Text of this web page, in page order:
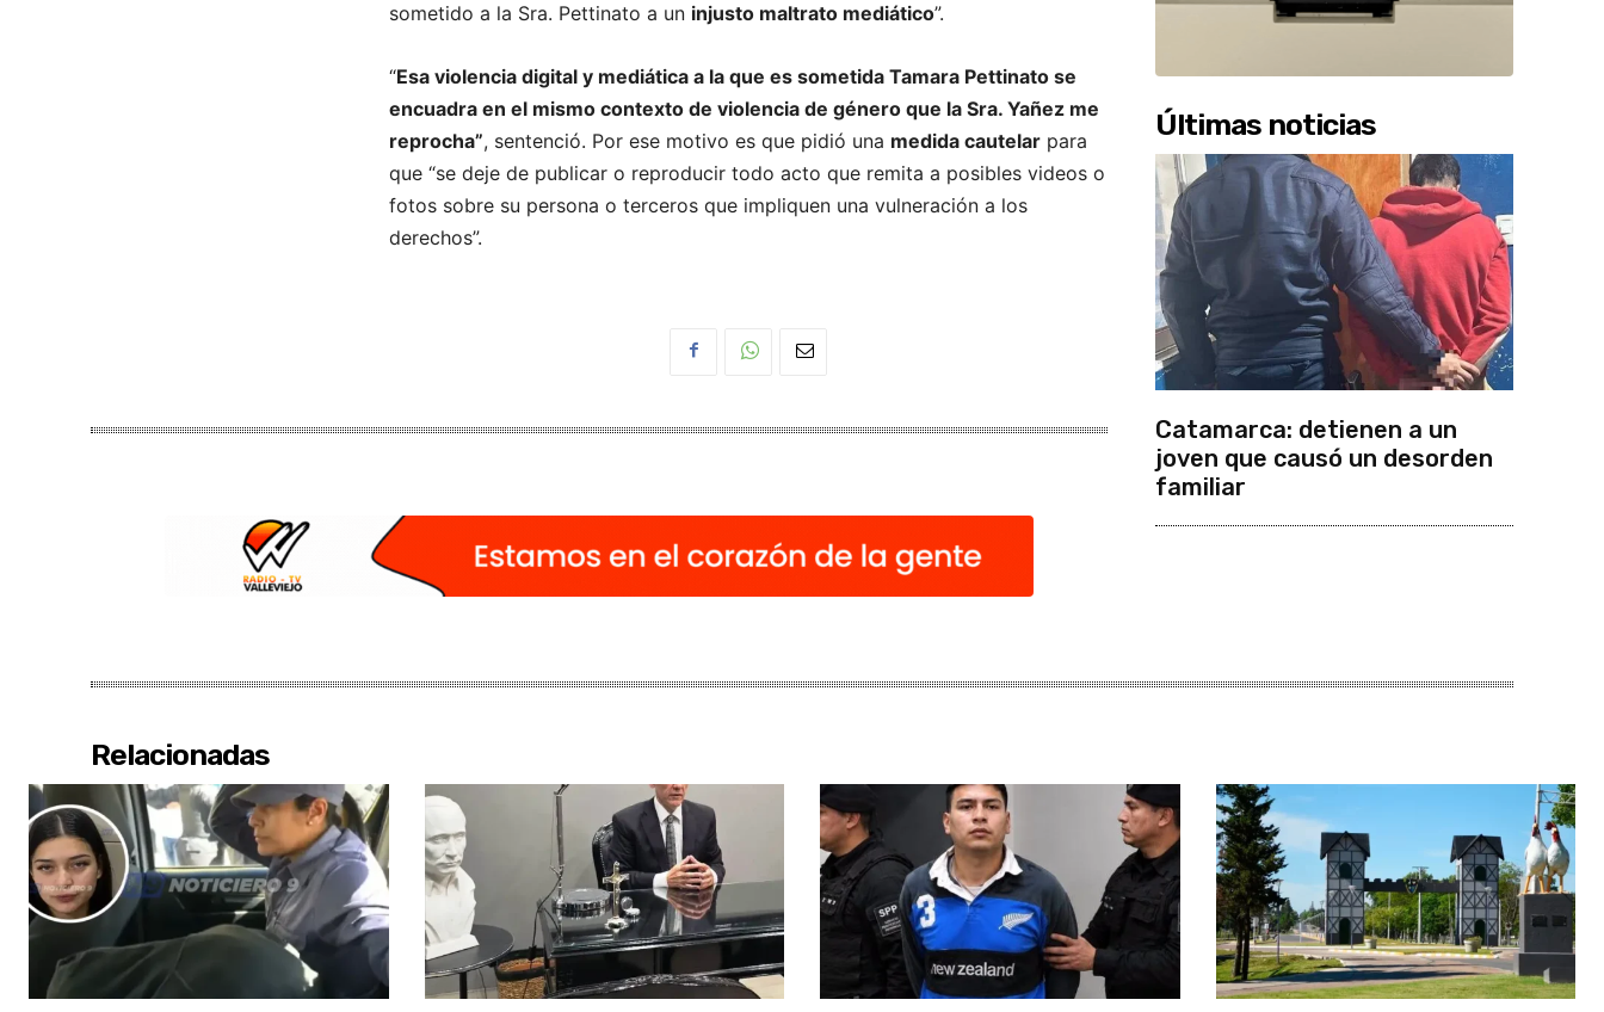
sometido a la Sra. Pettinato a un injusto maltrato mediático”.
“Esa violencia digital y mediática a la que es sometida Tamara Pettinato se
encuadra en el mismo contexto de violencia de género que la Sra. Yañez me
reprocha”, sentenció. Por ese motivo es que pidió una medida cautelar para
que “se deje de publicar o reproducir todo acto que remita a posibles videos o
fotos sobre su persona o terceros que impliquen una vulneración a los
derechos”.
Últimas noticias
Catamarca: detienen a un
joven que causó un desorden
familiar
Relacionadas